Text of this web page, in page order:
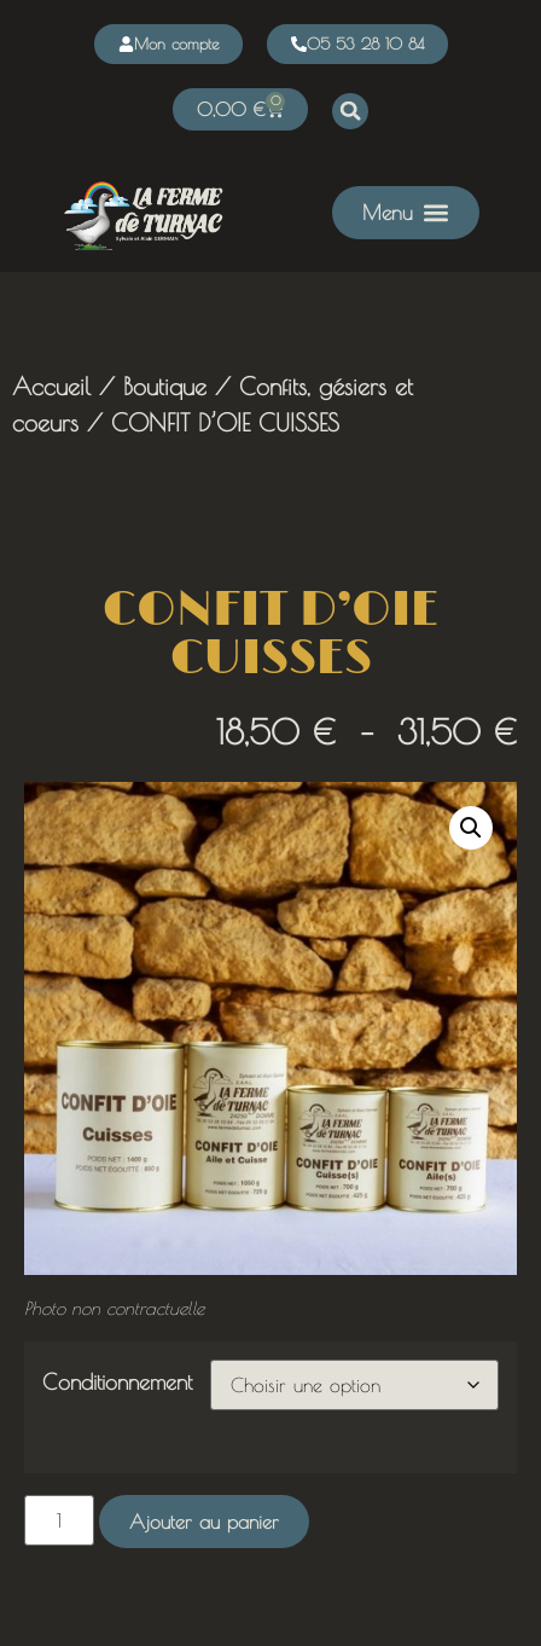
Mon compte 05 53 28 10 84
0,00 € 0
Accueil / Boutique / Confits, gésiers et
coeurs / CONFIT D’OIE CUISSES
CONFIT D’OIE
CUISSES
18,50 € – 31,50 €
Photo non contractuelle
Conditionnement
Ajouter au panier